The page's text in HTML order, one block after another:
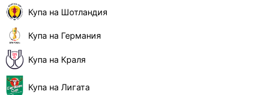
Купа на Шотландия
Купа на Германия
Купа на Краля
Купа на Лигата